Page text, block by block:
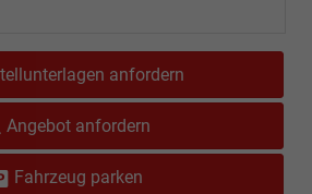
anfordern
Angebot anfordern
Fahrzeug parken